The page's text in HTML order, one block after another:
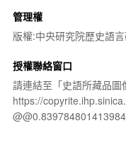
管理權
版權:中央研究院歷史語
授權聯絡窗口
請連結至「史語所藏品圖
https://